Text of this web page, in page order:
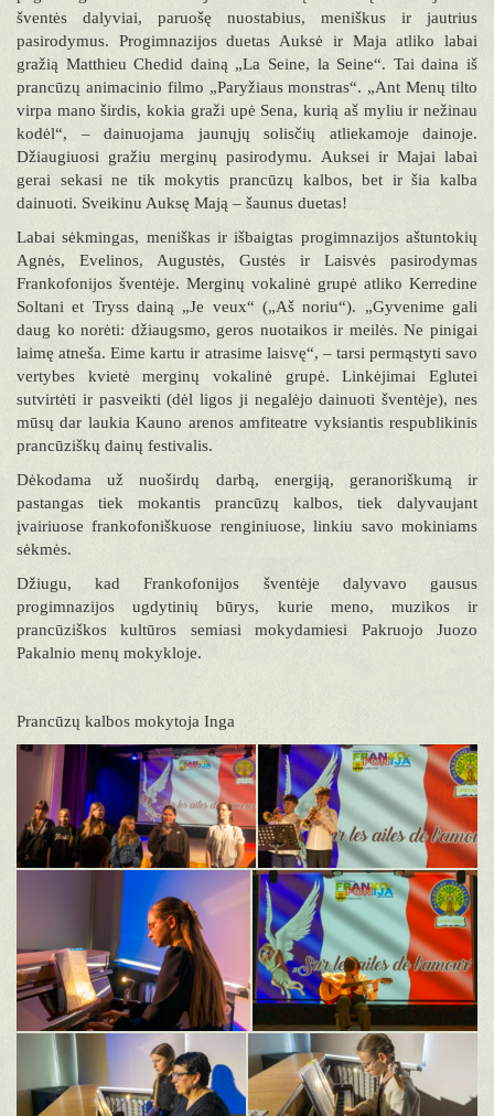
šventės dalyviai, paruošę nuostabius, meniškus ir jautrius
pasirodymus. Progimnazijos duetas Auksė ir Maja atliko labai
gražią Matthieu Chedid dainą „La Seine, la Seine“. Tai daina iš
prancūzų animacinio filmo „Paryžiaus monstras“. „Ant Menų tilto
virpa mano širdis, kokia graži upė Sena, kurią aš myliu ir nežinau
kodėl“, – dainuojama jaunųjų solisčių atliekamoje dainoje.
Džiaugiuosi gražiu merginų pasirodymu. Auksei ir Majai labai
gerai sekasi ne tik mokytis prancūzų kalbos, bet ir šia kalba
dainuoti. Sveikinu Auksę Mają – šaunus duetas!
Labai sėkmingas, meniškas ir išbaigtas progimnazijos aštuntokių
Agnės, Evelinos, Augustės, Gustės ir Laisvės pasirodymas
Frankofonijos šventėje. Merginų vokalinė grupė atliko Kerredine
Soltani et Tryss dainą „Je veux“ („Aš noriu“). „Gyvenime gali
daug ko norėti: džiaugsmo, geros nuotaikos ir meilės. Ne pinigai
laimę atneša. Eime kartu ir atrasime laisvę“, – tarsi permąstyti savo
vertybes kvietė merginų vokalinė grupė. Linkėjimai Eglutei
sutvirtėti ir pasveikti (dėl ligos ji negalėjo dainuoti šventėje), nes
mūsų dar laukia Kauno arenos amfiteatre vyksiantis respublikinis
prancūziškų dainų festivalis.
Dėkodama už nuoširdų darbą, energiją, geranoriškumą ir
pastangas tiek mokantis prancūzų kalbos, tiek dalyvaujant
įvairiuose frankofoniškuose renginiuose, linkiu savo mokiniams
sėkmės.
Džiugu, kad Frankofonijos šventėje dalyvavo gausus
progimnazijos ugdytinių būrys, kurie meno, muzikos ir
prancūziškos kultūros semiasi mokydamiesi Pakruojo Juozo
Pakalnio menų mokykloje.
Prancūzų kalbos mokytoja Inga